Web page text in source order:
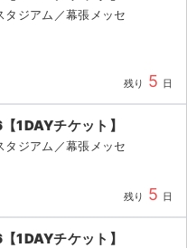
ジアム／幕張メッセ
残り 5 日
1DAYチケット】
ジアム／幕張メッセ
残り 5 日
1DAYチケット】